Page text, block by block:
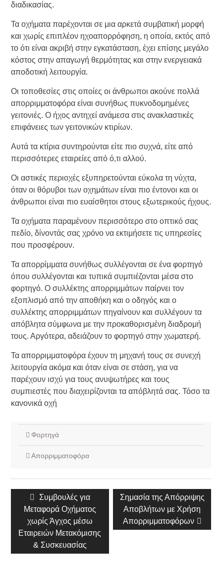
διαδικασίας.
Τα οχήματα παρέχονται σε μια αρκετά συμβατική μορφή
και χωρίς επιπλέον ηχοαπορρόφηση, η οποία, εκτός από
το ότι είναι ακριβή στην εγκατάσταση, έχει επίσης μεγάλο
κόστος στην απαγωγή θερμότητας και στην ενεργειακά
αποδοτική λειτουργία.
Οι τοποθεσίες στις οποίες οι άνθρωποι ακούνε πολλά
απορριμματοφόρα είναι συνήθως πυκνοδομημένες
γειτονιές. Ο ήχος αντηχεί ανάμεσα στις ανακλαστικές
επιφάνειες των γειτονικών κτιρίων.
Αυτά τα κτίρια συντηρούνται είτε πιο συχνά, είτε από
περισσότερες εταιρείες από ό,τι αλλού.
Οι αστικές περιοχές εξυπηρετούνται εύκολα τη νύχτα,
όταν οι θόρυβοι των οχημάτων είναι πιο έντονοι και οι
άνθρωποι είναι πιο ευαίσθητοι στους εξωτερικούς ήχους.
Τα οχήματα παραμένουν περισσότερο στο οπτικό σας
πεδίο, δίνοντάς σας χρόνο να εκτιμήσετε τις υπηρεσίες
που προσφέρουν.
Τα απορρίμματα συνήθως συλλέγονται σε ένα φορτηγό
όπου συλλέγονται και τυπικά συμπιέζονται μέσα στο
φορτηγό. Ο συλλέκτης απορριμμάτων παίρνει τον
εξοπλισμό από την αποθήκη και ο οδηγός και ο
συλλέκτης απορριμμάτων πηγαίνουν και συλλέγουν τα
απόβλητα σύμφωνα με την προκαθορισμένη διαδρομή
τους. Αργότερα, αδειάζουν το φορτηγό στην χωματερή.
Τα απορριμματοφόρα έχουν τη μηχανή τους σε συνεχή
λειτουργία ακόμα και όταν είναι σε στάση, για να
παρέχουν ισχύ για τους ανυψωτήρες και τους
συμπιεστές που διαχειρίζονται τα απόβλητά σας. Τόσο τα
κανονικά οχή
Φορτηγά
Απορριμματοφόρα
Πλοήγηση
άρθρουΠροηγούμενη
δημοσίευση:
Συμβουλές για
Μεταφορά Οχήματος
χωρίς Άγχος μέσω
Εταιρειών Μετακόμισης
& Συσκευασίας
Επόμενη
δημοσίευση:
Σημασία της Απόρριψης
Αποβλήτων με Χρήση
Απορριμματοφόρων